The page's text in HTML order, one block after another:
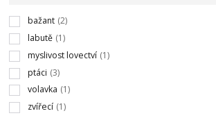
bažant (2)
labutě (1)
myslivost lovectví (1)
ptáci (3)
volavka (1)
zvířecí (1)